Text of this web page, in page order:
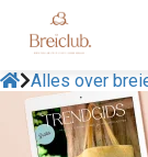
Alles over